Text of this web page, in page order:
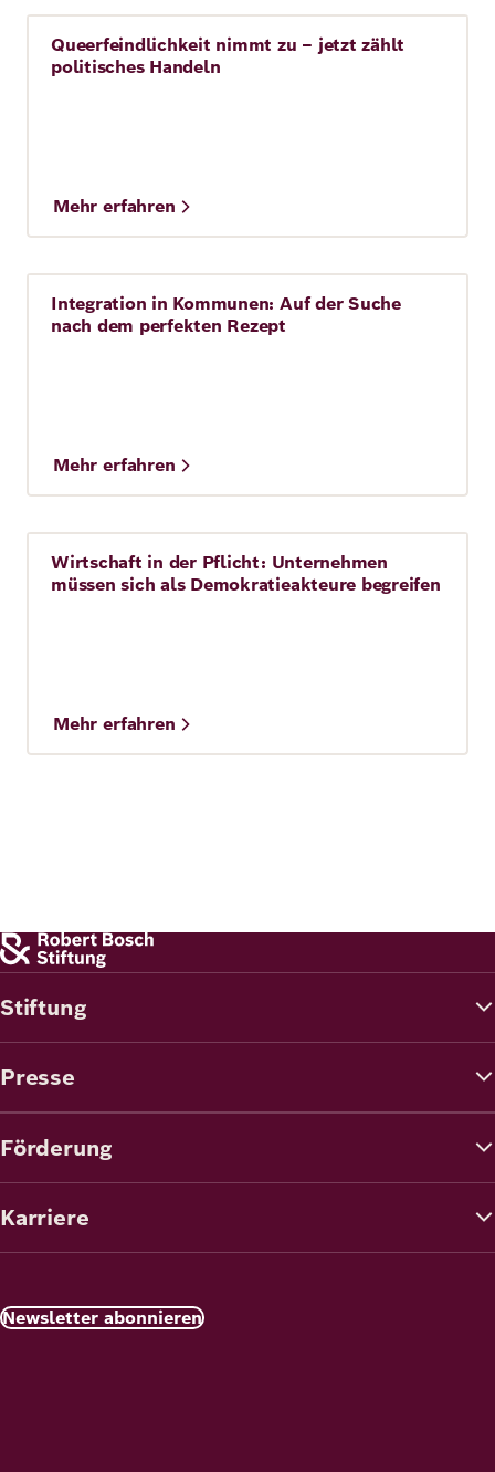
Story
Queerfeindlichkeit nimmt zu – jetzt zählt
politisches Handeln
Mehr erfahren
Story
Integration in Kommunen: Auf der Suche
nach dem perfekten Rezept
Mehr erfahren
Story
Wirtschaft in der Pflicht: Unternehmen
müssen sich als Demokratieakteure begreifen
Mehr erfahren
Stiftung
Presse
Förderung
Karriere
Newsletter abonnieren